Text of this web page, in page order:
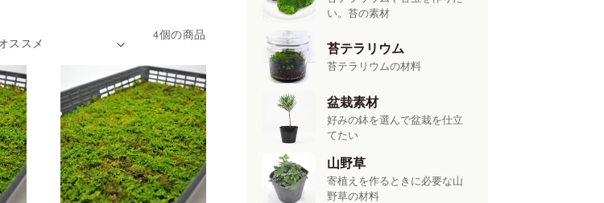
4個の商品
い。苔の素材
苔テラリウム
苔テラリウムの材料
盆栽素材
好みの鉢を選んで盆栽を仕立
てたい
山野草
寄植えを作るときに必要な山
野草の材料